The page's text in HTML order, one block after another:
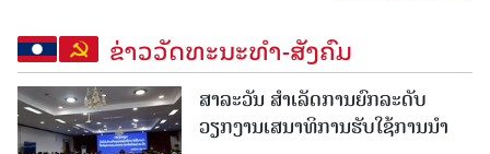
ຂ່າວວັດທະນະທຳ-ສັງຄົມ
ສາລະວັນ ສໍາເລັດການຍົກລະດັບ
ວຽກງານເສນາທິການຮັບໃຊ້ການນໍາ